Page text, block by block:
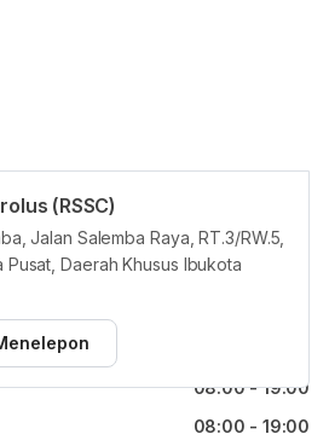
(RSSC)
Jalan Salemba Raya, RT.3/RW.5,
Daerah Khusus Ibukota08:00 - 19:00
08:00 - 19:00
08:00 - 19:00